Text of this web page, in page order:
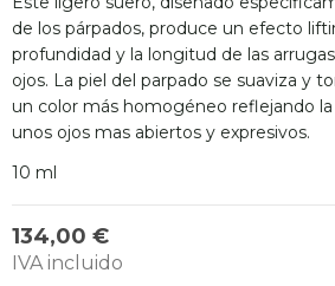
de los párpados, produce un efecto
profundidad y la longitud de las
ojos. La piel del parpado se suaviza y
un color más homogéneo reflejando la
unos ojos mas abiertos y expresivos.
10 ml
134,00 €
IVA incluido